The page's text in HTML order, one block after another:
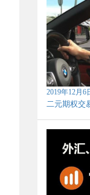
2019年12月6
二元期权交